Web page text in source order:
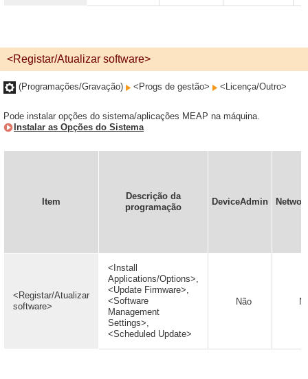
<Registar/Atualizar software>
(Programações/Gravação) <Progs de gestão> <Licença/Outro>
Pode instalar opções do sistema/aplicações MEAP na máquina.
Instalar as Opções do Sistema
Item
Descrição da
programação
DeviceAdmin
<Registar/Atualizar
software>
<Install
Applications/Options>,
<Update Firmware>,
<Software
Management
Settings>,
<Scheduled Update>
Não